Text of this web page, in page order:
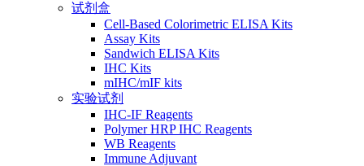
试剂盒
Cell-Based Colorimetric ELISA Kits
Assay Kits
Sandwich ELISA Kits
IHC Kits
mIHC/mIF kits
实验试剂
IHC-IF Reagents
Polymer HRP IHC Reagents
WB Reagents
Immune Adjuvant